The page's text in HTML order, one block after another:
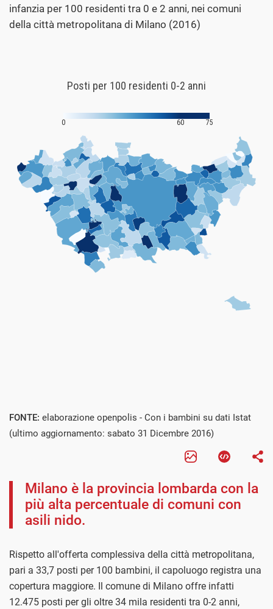
infanzia per 100 residenti tra 0 e 2 anni, nei comuni
della città metropolitana di Milano (2016)
FONTE: elaborazione openpolis - Con i bambini su dati Istat
(ultimo aggiornamento: sabato 31 Dicembre 2016)
Milano è la provincia lombarda con la
più alta percentuale di comuni con
asili nido.
Rispetto all'offerta complessiva della città metropolitana,
pari a 33,7 posti per 100 bambini, il capoluogo registra una
copertura maggiore. Il comune di Milano offre infatti
12.475 posti per gli oltre 34 mila residenti tra 0-2 anni,